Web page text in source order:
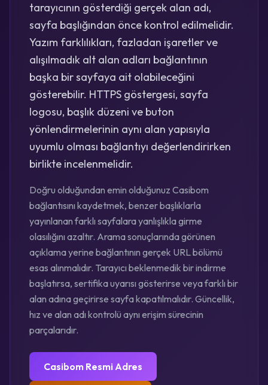
tarayıcının gösterdiği gerçek alan adı,
sayfa başlığından önce kontrol edilmelidir.
Yazım farklılıkları, fazladan işaretler ve
alışılmadık alt alan adları bağlantının
başka bir sayfaya ait olabileceğini
gösterebilir. HTTPS göstergesi, sayfa
logosu, başlık düzeni ve buton
yönlendirmelerinin aynı alan yapısıyla
uyumlu olması bağlantıyı değerlendirirken
birlikte incelenmelidir.
Doğru olduğundan emin olduğunuz Casibom
bağlantısını kaydetmek, benzer başlıklarla
yayınlanan farklı sayfalara yanlışlıkla girme
olasılığını azaltır. Arama sonuçlarında görünen
açıklama yerine bağlantının gerçek URL bölümü
esas alınmalıdır. Tarayıcı beklenmedik bir indirme
başlatırsa, sertifika uyarısı gösterirse veya farklı bir
alan adına geçirirse sayfa kapatılmalıdır. Güncellik,
hız ve alan adı kontrolü aynı erişim sürecinin
parçalarıdır.
Casibom Resmi Adres